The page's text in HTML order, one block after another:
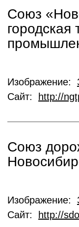
Союз
городская
Изображение:
Сайт:
http://
Союз
Изображение:
Сайт:
http://